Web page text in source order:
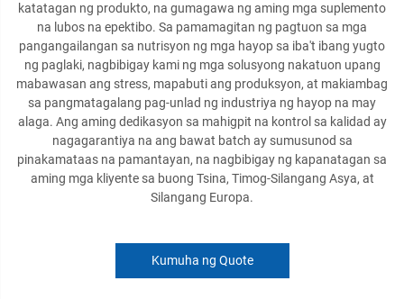
katatagan ng produkto, na gumagawa ng aming mga suplemento
na lubos na epektibo. Sa pamamagitan ng pagtuon sa mga
pangangailangan sa nutrisyon ng mga hayop sa iba't ibang yugto
ng paglaki, nagbibigay kami ng mga solusyong nakatuon upang
mabawasan ang stress, mapabuti ang produksyon, at makiambag
sa pangmatagalang pag-unlad ng industriya ng hayop na may
alaga. Ang aming dedikasyon sa mahigpit na kontrol sa kalidad ay
nagagarantiya na ang bawat batch ay sumusunod sa
pinakamataas na pamantayan, na nagbibigay ng kapanatagan sa
aming mga kliyente sa buong Tsina, Timog-Silangang Asya, at
Silangang Europa.
Kumuha ng Quote